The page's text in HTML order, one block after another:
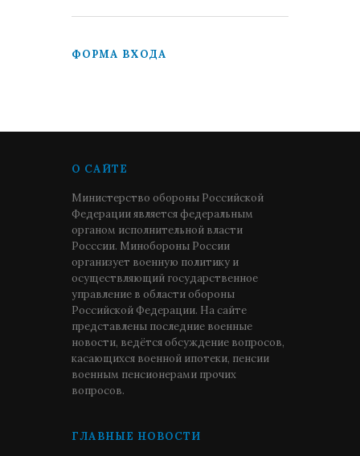
ФОРМА ВХОДА
О САЙТЕ
Министерство обороны Российской
Федерации является федеральным
органом исполнительной власти
Росссии. Минобороны России
организует военную политику и
осуществляющий государственное
управление в области обороны
Российской Федерации. На сайте
представлены последние военные
новости, ведётся обсуждение вопросов,
касающихся военной ипотеки, пенсии
военным пенсионерами прочих
вопросов.
ГЛАВНЫЕ НОВОСТИ